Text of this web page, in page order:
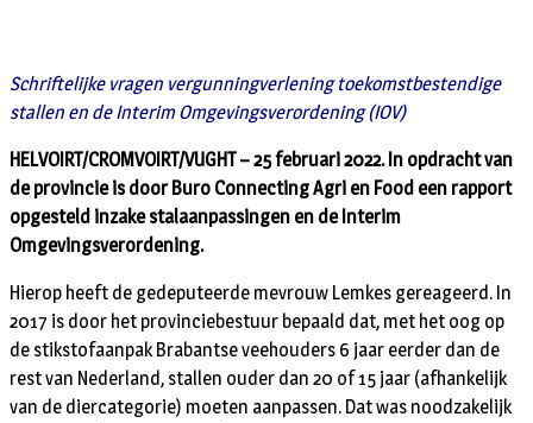
Schriftelijke vragen vergunningverlening toekomstbestendige
stallen en de Interim Omgevingsverordening (IOV)
HELVOIRT/CROMVOIRT/VUGHT – 25 februari 2022. In opdracht van
de provincie is door Buro Connecting Agri en Food een rapport
opgesteld inzake stalaanpassingen en de Interim
Omgevingsverordening.
Hierop heeft de gedeputeerde mevrouw Lemkes gereageerd. In
2017 is door het provinciebestuur bepaald dat, met het oog op
de stikstofaanpak Brabantse veehouders 6 jaar eerder dan de
rest van Nederland, stallen ouder dan 20 of 15 jaar (afhankelijk
van de diercategorie) moeten aanpassen. Dat was noodzakelijk